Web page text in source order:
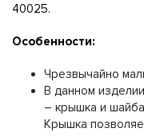
40025.
Особенности:
Чрезвычайно
В данном
– крышка и шайба
Крышка